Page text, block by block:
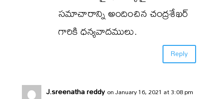
సమాచారాన్ని అందించిన చంద్రశేఖర్
గారికి ధన్యవాదములు.
Reply
J.sreenatha reddy on January 16, 2021 at 3:08 pm